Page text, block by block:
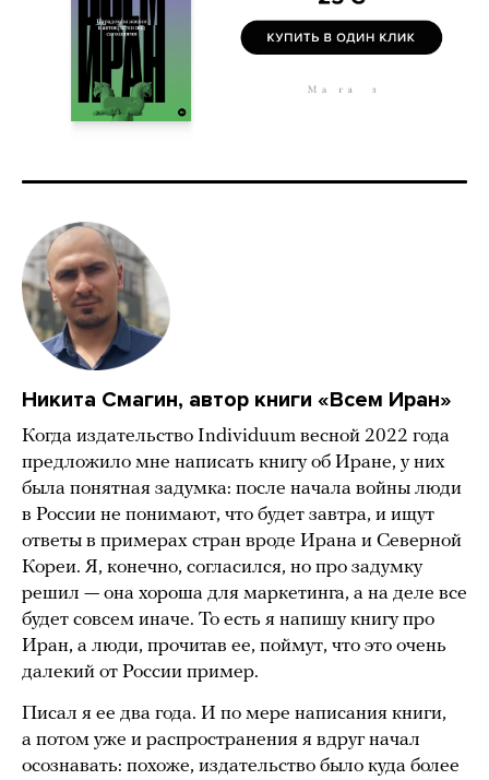
Никита Смагин, автор книги «Всем Иран»
Когда издательство Individuum весной 2022 года
предложило мне написать книгу об Иране, у них
была понятная задумка: после начала войны люди
в России не понимают, что будет завтра, и ищут
ответы в примерах стран вроде Ирана и Северной
Кореи. Я, конечно, согласился, но про задумку
решил — она хороша для маркетинга, а на деле все
будет совсем иначе. То есть я напишу книгу про
Иран, а люди, прочитав ее, поймут, что это очень
далекий от России пример.
Писал я ее два года. И по мере написания книги,
а потом уже и распространения я вдруг начал
осознавать: похоже, издательство было куда более